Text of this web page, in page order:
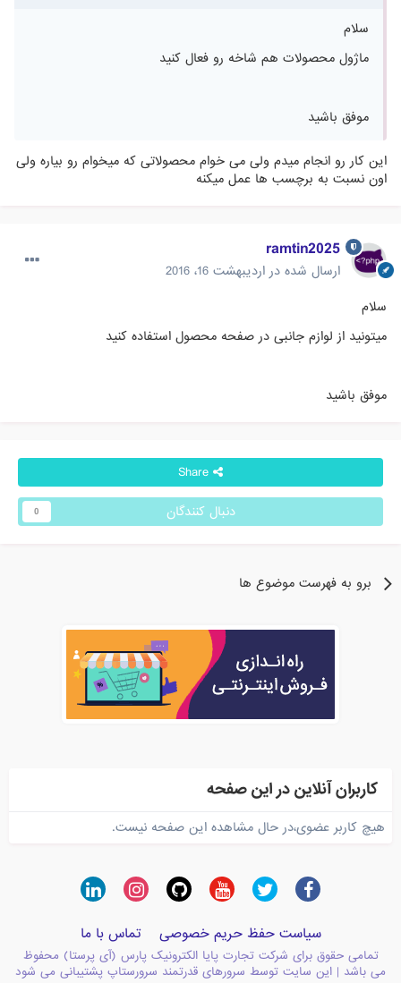
سلام
ماژول محصولات هم شاخه رو فعال کنید
موفق باشید
این کار رو انجام میدم ولی می خوام محصولاتی که میخوام رو بیاره ولی
اون نسبت به برچسب ها عمل میکنه
ramtin2025
ارسال شده در اردیبهشت 16، 2016
سلام
میتونید از لوازم جانبی در صفحه محصول استفاده کنید
موفق باشید
Share
دنبال کنندگان
برو به فهرست موضوع ها
کاربران آنلاین در این صفحه
هیچ کاربر عضوی،در حال مشاهده این صفحه نیست.
سیاست حفظ حریم خصوصی تماس با ما
تمامی حقوق برای شرکت تجارت پایا الکترونیک پارس (آی پرستا) محفوظ
می باشد | این سایت توسط سرورهای قدرتمند سرورستاپ پشتیبانی می شود